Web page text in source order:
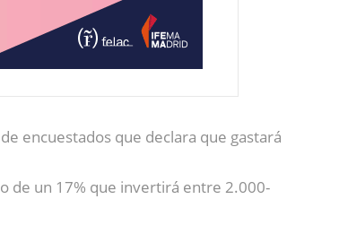
encuestados que declara que gastará
de un 17% que invertirá entre 2.000-